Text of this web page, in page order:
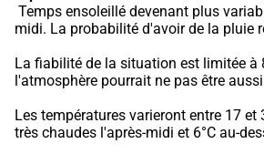
midi. La probabilité d'avoir de la pluie
La fiabilité de la situation est limitée à
l'atmosphère pourrait ne pas être
Les températures varieront entre 17 et
très chaudes l'après-midi et 6°C au-